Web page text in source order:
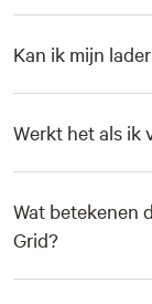
Kan ik mijn
Werkt het als ik
Wat betekenen
Grid?